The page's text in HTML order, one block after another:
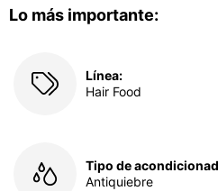
Lo más importante:
Línea:
Hair Food
Tipo de
Antiquiebre